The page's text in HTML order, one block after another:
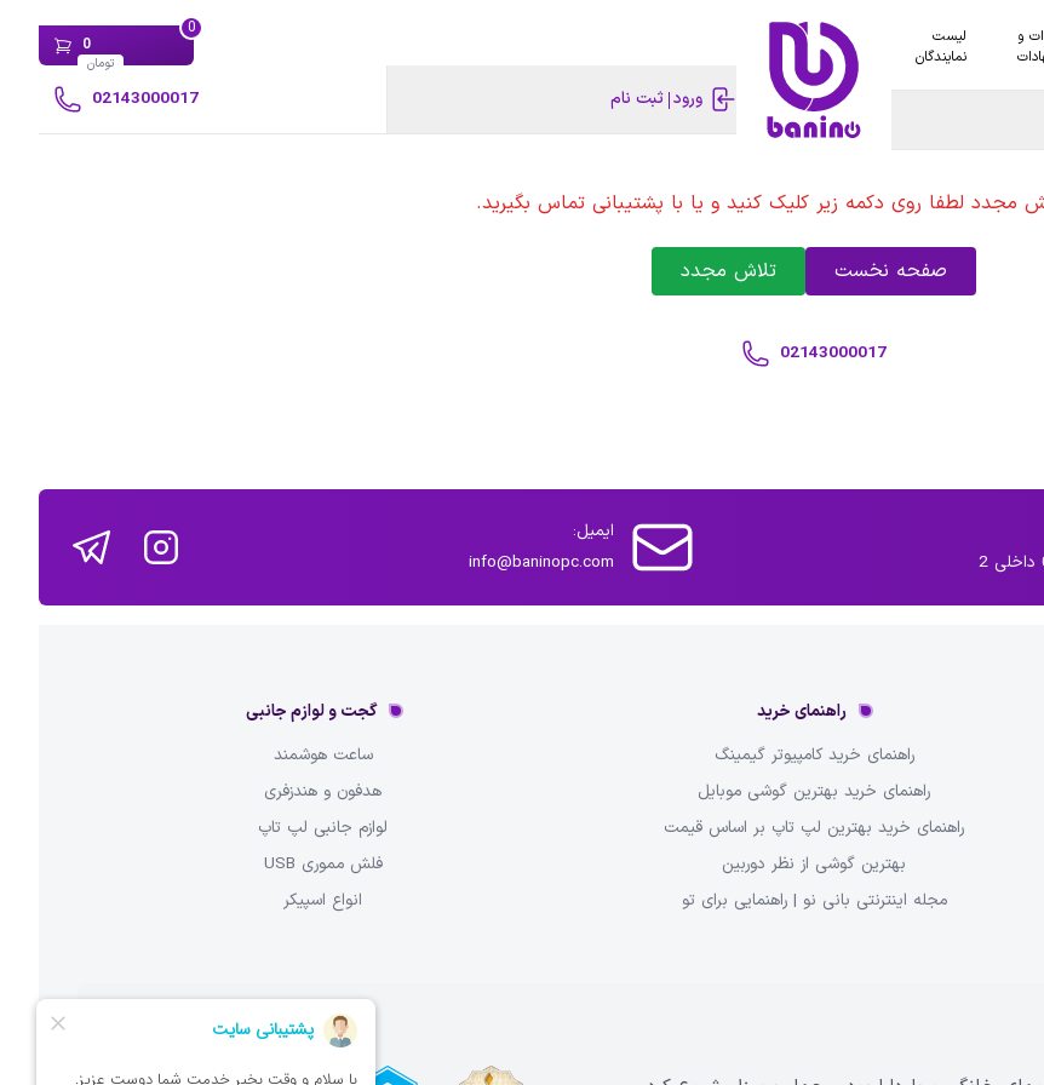
و
لیست
نمایندگان
0
0
تومان
ورود ثبت نام 02143000017
مجدد لطفا روی دکمه زیر کلیک کنید و یا با پشتیبانی تماس بگیرید.
صفحه نخست تلاش مجدد
02143000017
ایمیل:
info@baninopc.com
راهنمای خرید
راهنمای خرید کامپیوتر گیمینگ
راهنمای خرید بهترین گوشی موبایل
راهنمای خرید بهترین لپ تاپ بر اساس قیمت
بهترین گوشی از نظر دوربین
مجله اینترنتی بانی نو | راهنمایی برای تو
گجت و لوازم جانبی
ساعت هوشمند
هدفون و هندزفری
لوازم جانبی لپ تاپ
فلش مموری USB
انواع اسپیکر